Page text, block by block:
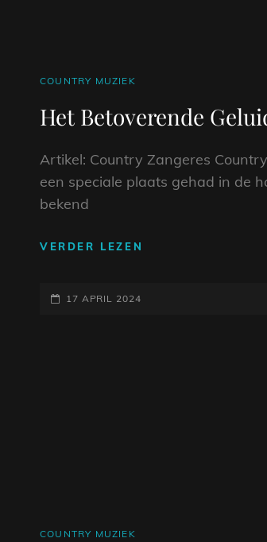
CAT
COUNTRY MUZIEK
Het Betoverende
Artikel: Country Zangeres
een speciale plaats gehad in de
bekend
VERDER LEZEN
GEPLAATST
17 APRIL 2024
CAT
COUNTRY MUZIEK